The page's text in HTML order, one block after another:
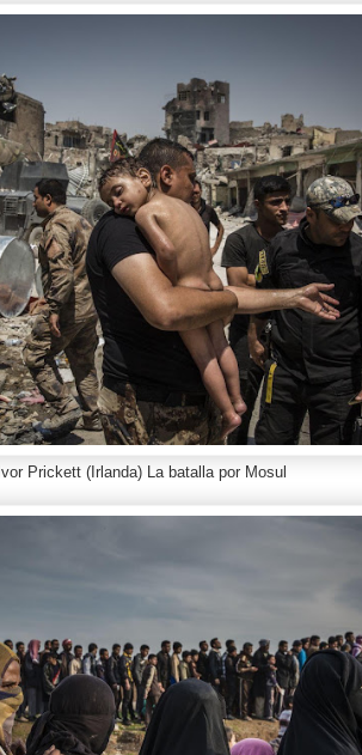
Ivor Prickett (Irlanda) La batalla por Mosul